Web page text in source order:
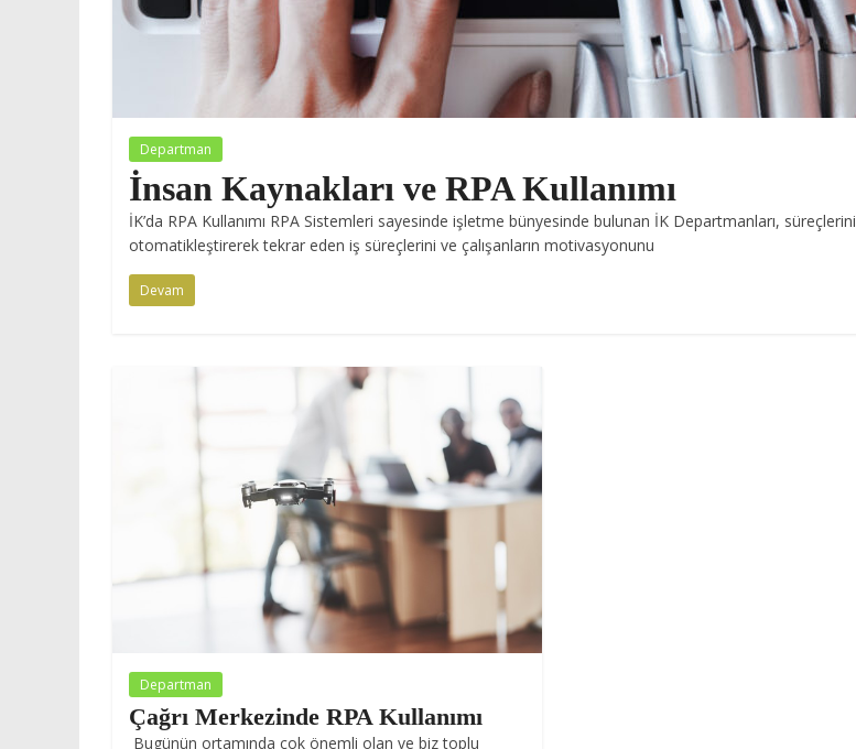
Departman
İnsan Kaynakları ve RPA Kullanımı
İK’da RPA Kullanımı RPA Sistemleri sayesinde işletme bünyesinde bulunan İK Departmanları, süreçlerini
otomatikleştirerek tekrar eden iş süreçlerini ve çalışanların motivasyonunu
Devam
Departman
Çağrı Merkezinde RPA Kullanımı
Bugünün ortamında çok önemli olan ve biz toplu